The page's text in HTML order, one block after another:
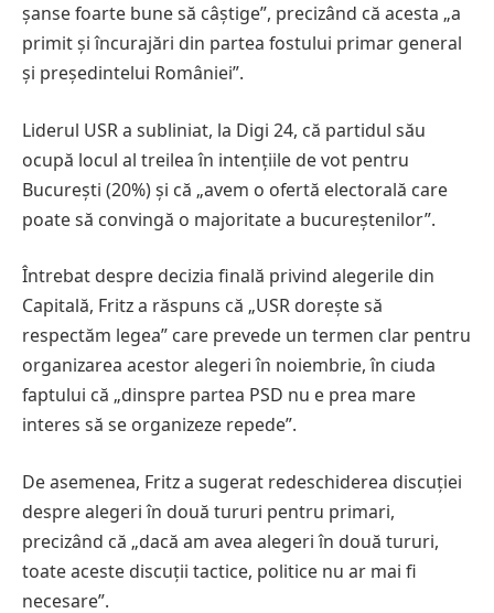
șanse foarte bune să câștige”, precizând că acesta „a
primit și încurajări din partea fostului primar general
și președintelui României”.
Liderul USR a subliniat, la Digi 24, că partidul său
ocupă locul al treilea în intențiile de vot pentru
București (20%) și că „avem o ofertă electorală care
poate să convingă o majoritate a bucureștenilor”.
Întrebat despre decizia finală privind alegerile din
Capitală, Fritz a răspuns că „USR dorește să
respectăm legea” care prevede un termen clar pentru
organizarea acestor alegeri în noiembrie, în ciuda
faptului că „dinspre partea PSD nu e prea mare
interes să se organizeze repede”.
De asemenea, Fritz a sugerat redeschiderea discuției
despre alegeri în două tururi pentru primari,
precizând că „dacă am avea alegeri în două tururi,
toate aceste discuții tactice, politice nu ar mai fi
necesare”.